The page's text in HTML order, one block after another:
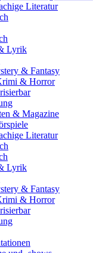
Literatur
Lyrik
& Fantasy
& Horror
& Magazine
Literatur
Lyrik
& Fantasy
& Horror